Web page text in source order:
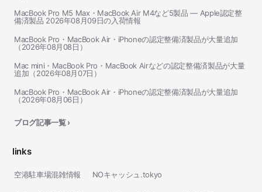
MacBook Pro M5 Max・MacBook Air M4など5製品 — Apple認定整
備済製品 2026年08月09日の入荷情報
MacBook Pro・MacBook Air・iPhoneの認定整備済製品が大量追加
（2026年08月08日）
Mac mini・MacBook Pro・MacBook Airなどの認定整備済製品が大量
追加（2026年08月07日）
MacBook Pro・MacBook Air・iPhoneの認定整備済製品が大量追加
（2026年08月06日）
ブログ記事一覧 ›
links
空港駐車場混雑情報 NOキャッシュ.tokyo